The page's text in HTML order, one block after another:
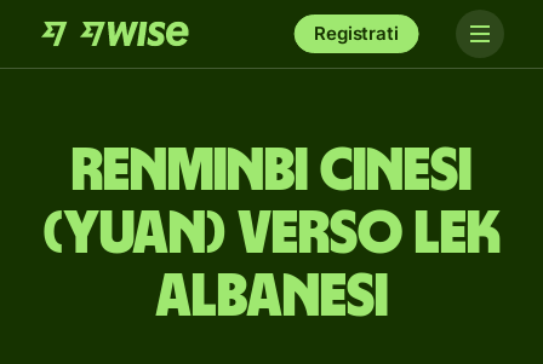
Registrati
renminbi cinesi
(yuan) verso lek
albanesi